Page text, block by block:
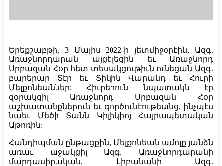
Երեքշաբթի, 3 Մայիս 2022-ի յետմիջօրէին, Ազգ.
Առաջնորդարան այցելեցին եւ Առաջնորդ
Սրբազան Հօր հետ տեսակցութիւն ունեցան Ազգ.
բարերար Տէր եւ Տիկին Վարանդ եւ Հուրի
Մելքոնեաններ: Հիւրերուն նպատակն էր
զօրակցիլ Առաջնորդ Սրբազան Հօր
աշխատանքներուն եւ գործունէութեանց, ինչպէս
նաեւ Մեծի Տանն Կիլիկիոյ Հայրապետական
Աթոռին:
Հանդիպման ընթացքին, Մելքոնեան ամոլը յանձն
առաւ աջակցիլ Ազգ. Առաջնորդարանի
մարդասիրական, Լիբանանի Ազգ.